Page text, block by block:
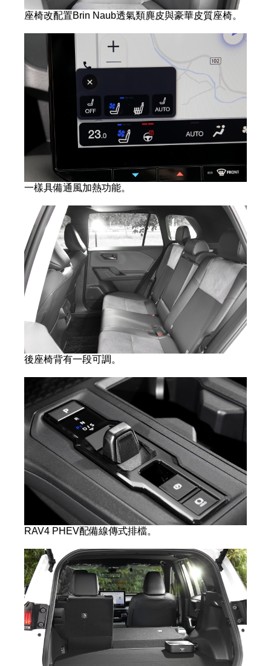
座椅改配置Brin Naub透氣類麂皮與豪華皮質座椅。
一樣具備通風加熱功能。
後座椅背有一段可調。
RAV4 PHEV配備線傳式排檔。